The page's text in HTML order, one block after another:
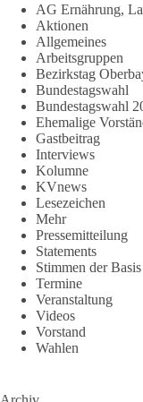
AG Ernährung,
Aktionen
Allgemeines
Arbeitsgruppen
Bezirkstag
Bundestagswahl
Bundestagswahl
Ehemalige
Gastbeitrag
Interviews
Kolumne
KVnews
Lesezeichen
Mehr
Pressemitteilung
Statements
Stimmen der Basis
Termine
Veranstaltung
Videos
Vorstand
Wahlen